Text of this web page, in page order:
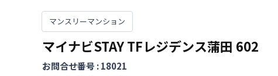
マンスリーマンション
マイナビSTAY TFレジデンス蒲田 602
お問合せ番号 :18021